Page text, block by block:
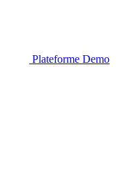
Plateforme Demo